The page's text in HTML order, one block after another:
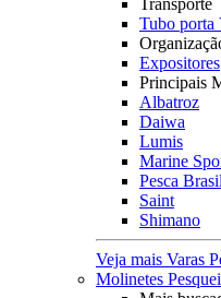
Transporte
Tubo porta
Expositores
Principais
Albatroz
Daiwa
Lumis
Marine
Pesca Brasil
Saint
Shimano
Veja mais Varas
Molinetes